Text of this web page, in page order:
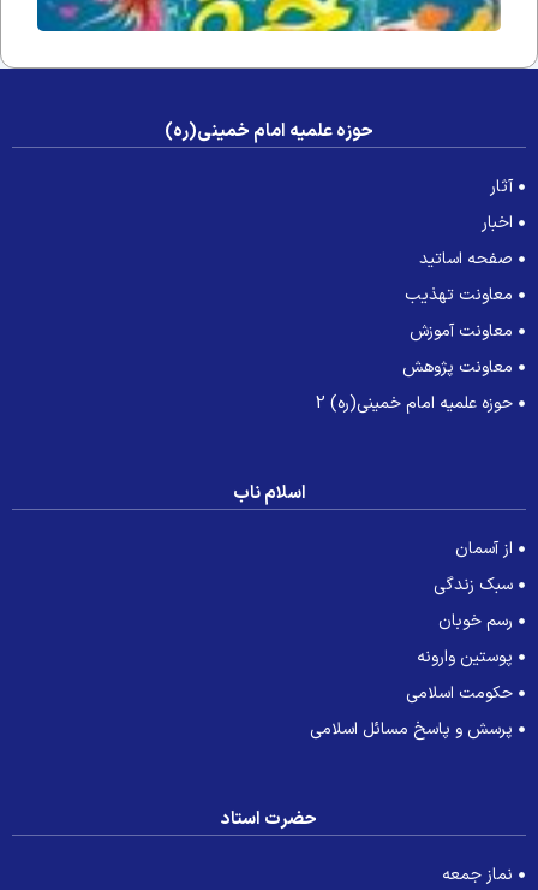
حوزه علمیه امام خمینی(ره)
آثار
اخبار
صفحه اساتید
معاونت تهذیب
معاونت آموزش
معاونت پژوهش
حوزه علمیه امام خمینی(ره) 2
اسلام ناب
از آسمان
سبک زندگی
رسم خوبان
پوستین وارونه
حکومت اسلامی
پرسش و پاسخ مسائل اسلامی
حضرت استاد
نماز جمعه